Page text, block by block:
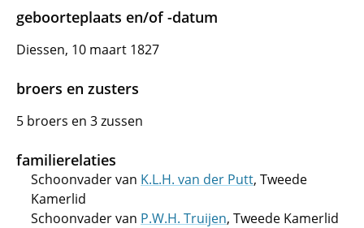
geboorteplaats en/of -datum
Diessen, 10 maart 1827
broers en zusters
5 broers en 3 zussen
familierelaties
Schoonvader van K.L.H. van der Putt, Tweede
Kamerlid
Schoonvader van P.W.H. Truijen, Tweede Kamerlid